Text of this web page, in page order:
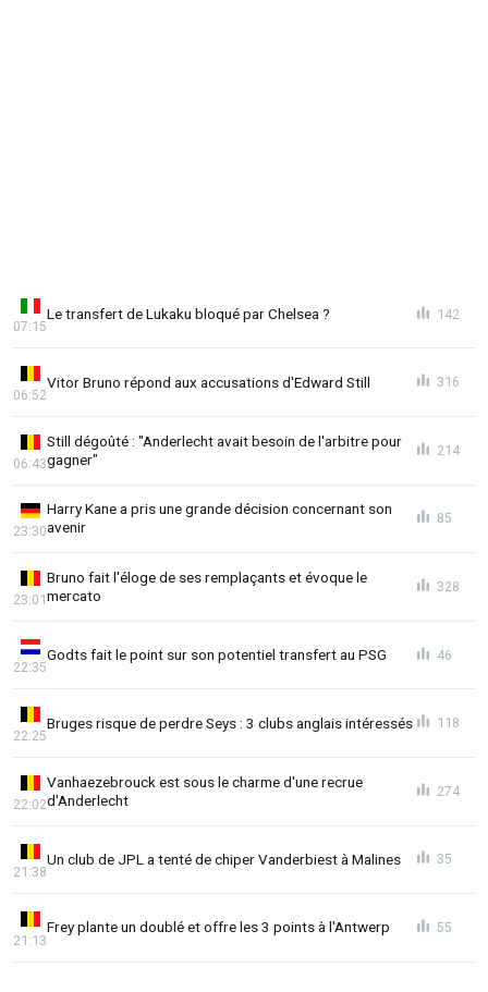
Le transfert de Lukaku bloqué par Chelsea ?
07:15
142
Vitor Bruno répond aux accusations d'Edward Still
06:52
316
Still dégoûté : "Anderlecht avait besoin de l'arbitre pour
gagner"
06:43
214
Harry Kane a pris une grande décision concernant son
avenir
23:30
85
Bruno fait l'éloge de ses remplaçants et évoque le
mercato
23:01
328
Godts fait le point sur son potentiel transfert au PSG
22:35
46
Bruges risque de perdre Seys : 3 clubs anglais intéressés
22:25
118
Vanhaezebrouck est sous le charme d'une recrue
d'Anderlecht
22:02
274
Un club de JPL a tenté de chiper Vanderbiest à Malines
21:38
35
Frey plante un doublé et offre les 3 points à l'Antwerp
21:13
55